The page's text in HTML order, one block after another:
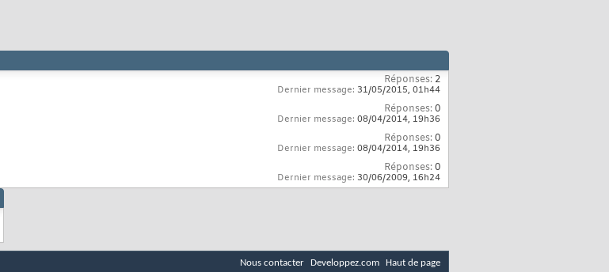
Réponses: 2
Dernier message: 31/05/2015, 01h44
Réponses:0
Dernier message: 08/04/2014, 19h36
Réponses:0
Dernier message: 08/04/2014, 19h36
Réponses:0
Dernier message: 30/06/2009, 16h24
Nous contacter Developpez.com Haut de page